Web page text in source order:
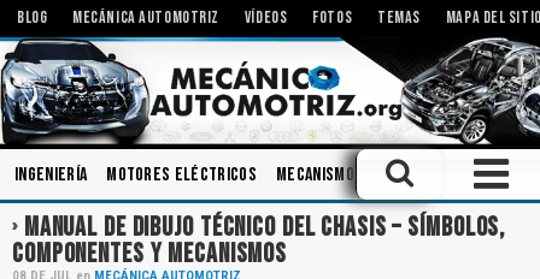
BLOG MECÁNICA AUTOMOTRIZ VÍDEOS FOTOS TEMAS MAPA DEL
Ingeniería Motores Eléctricos Mecanismos Componentes
MANUAL DE DIBUJO TÉCNICO DEL CHASIS – SÍMBOLOS,
COMPONENTES Y MECANISMOS
08 DE JUL en MECÁNICA AUTOMOTRIZ